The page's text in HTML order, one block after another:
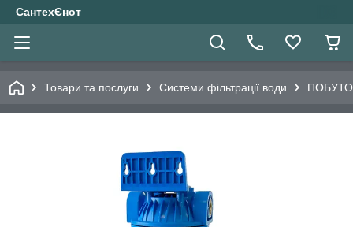
СантехЄнот
Товари та послуги Системи фільтрації води